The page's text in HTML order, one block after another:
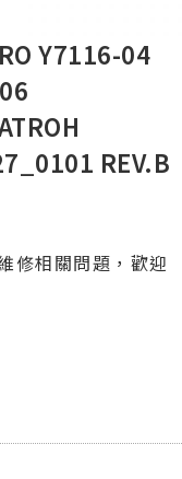
Y7116-04
REV.B
修相關問題，歡迎